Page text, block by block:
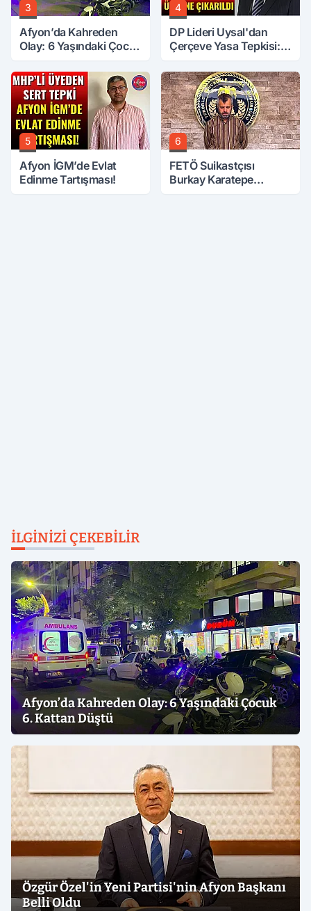
3
Afyon’da Kahreden
Olay: 6 Yaşındaki Çocuk
4
DP Lideri Uysal'dan
Çerçeve Yasa Tepkisi:
Üzerine Çıkarıldı
5
Afyon İGM’de Evlat
Edinme Tartışması!
6
FETÖ Suikastçısı
Burkay Karatepe
İLGINIZI ÇEKEBILIR
Afyon’da Kahreden Olay: 6 Yaşındaki Çocuk
6. Kattan Düştü
Özgür Özel'in Yeni Partisi'nin Afyon Başkanı
Belli Oldu